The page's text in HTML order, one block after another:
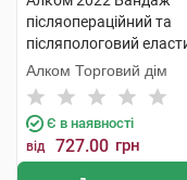
післяопераційний та
післяпологовий
Євро розмір 2 1 шт
Алком Торговий дім
Є в наявності
від 727.00 грн